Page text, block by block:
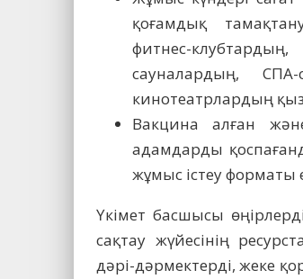
қоғамдық
фитнес-клубтардың,
сауналардың, СПА-
кинотеатрлардың
Вакцина алған
адамдарды
жұмыс істеу форматы
Үкімет басшысы
сақтау жүйесінің
дәрі-дәрмектерді, жеке